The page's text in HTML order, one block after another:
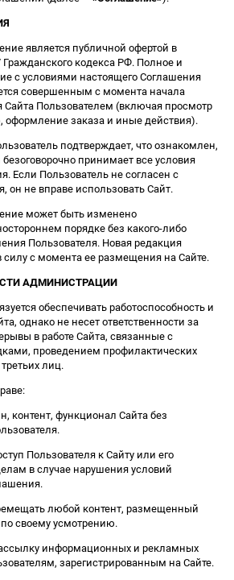
является публичной офертой в
Гражданского кодекса РФ. Полное и
с условиями настоящего Соглашения
совершенным с момента начала
Сайта Пользователем (включая просмотр
оформление заказа и иные действия).
подтверждает, что ознакомлен,
принимает все условия
Если Пользователь не согласен с
он не вправе использовать Сайт.
может быть изменено
порядке без какого-либо
Пользователя. Новая редакция
силу с момента ее размещения на Сайте.
АДМИНИСТРАЦИИ
обеспечивать работоспособность и
однако не несет ответственности за
в работе Сайта, связанные с
проведением профилактических
лиц.
контент, функционал Сайта без
Пользователя к Сайту или его
в случае нарушения условий
любой контент, размещенный
своему усмотрению.
информационных и рекламных
зарегистрированным на Сайте.